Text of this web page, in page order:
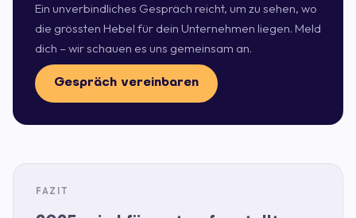
Ein unverbindliches Gespräch reicht, um zu sehen, wo
die grössten Hebel für dein Unternehmen liegen. Meld
dich – wir schauen es uns gemeinsam an.
Gespräch vereinbaren